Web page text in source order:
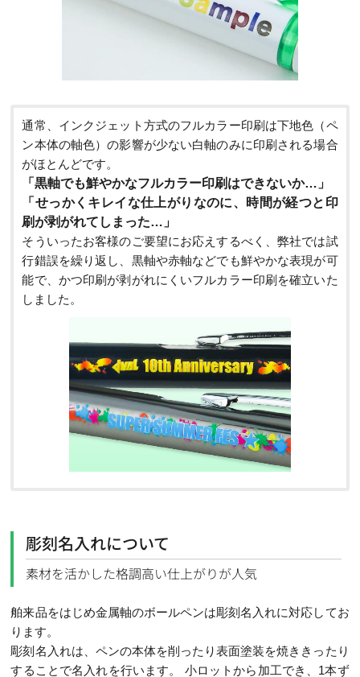
通常、インクジェット方式のフルカラー印刷は下地色（ペ
ン本体の軸色）の影響が少ない白軸のみに印刷される場合
がほとんどです。
「黒軸でも鮮やかなフルカラー印刷はできないか…」
「せっかくキレイな仕上がりなのに、時間が経つと印
刷が剥がれてしまった…」
そういったお客様のご要望にお応えするべく、弊社では試
行錯誤を繰り返し、黒軸や赤軸などでも鮮やかな表現が可
能で、かつ印刷が剥がれにくいフルカラー印刷を確立いた
しました。
彫刻名入れについて
素材を活かした格調高い仕上がりが人気
舶来品をはじめ金属軸のボールペンは彫刻名入れに対応してお
ります。
彫刻名入れは、ペンの本体を削ったり表面塗装を焼ききったり
することで名入れを行います。 小ロットから加工でき、1本ず